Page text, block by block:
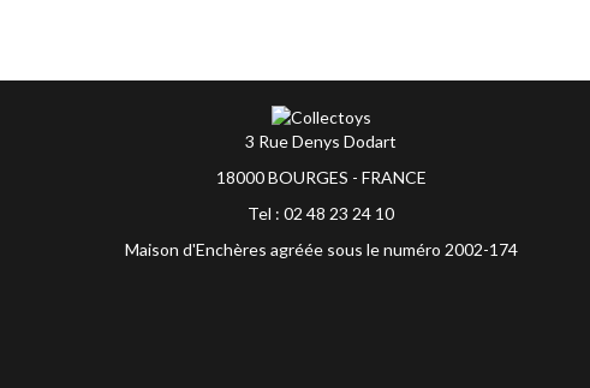
3 Rue Denys Dodart
18000 BOURGES - FRANCE
Tel : 02 48 23 24 10
Maison d'Enchères agréée sous le numéro 2002-174